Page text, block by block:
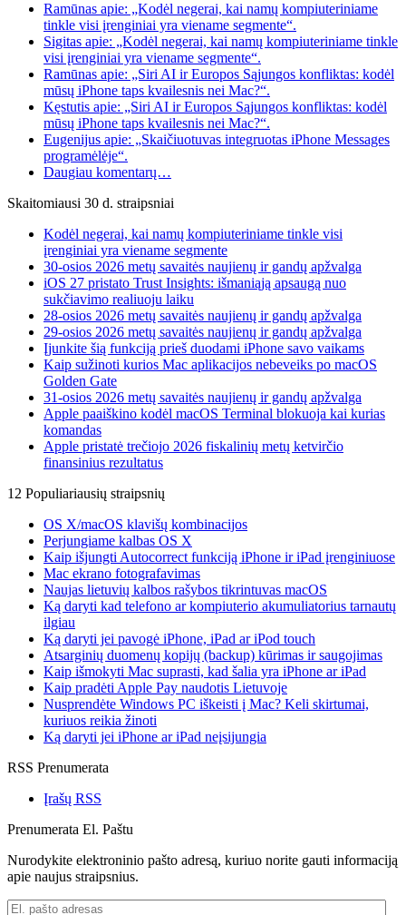
Ramūnas apie: „Kodėl negerai, kai namų kompiuteriniame
tinkle visi įrenginiai yra viename segmente“.
Sigitas apie: „Kodėl negerai, kai namų kompiuteriniame tinkle
visi įrenginiai yra viename segmente“.
Ramūnas apie: „Siri AI ir Europos Sąjungos konfliktas: kodėl
mūsų iPhone taps kvailesnis nei Mac?“.
Kęstutis apie: „Siri AI ir Europos Sąjungos konfliktas: kodėl
mūsų iPhone taps kvailesnis nei Mac?“.
Eugenijus apie: „Skaičiuotuvas integruotas iPhone Messages
programėlėje“.
Daugiau komentarų…
Skaitomiausi 30 d. straipsniai
Kodėl negerai, kai namų kompiuteriniame tinkle visi
įrenginiai yra viename segmente
30-osios 2026 metų savaitės naujienų ir gandų apžvalga
iOS 27 pristato Trust Insights: išmaniąją apsaugą nuo
sukčiavimo realiuoju laiku
28-osios 2026 metų savaitės naujienų ir gandų apžvalga
29-osios 2026 metų savaitės naujienų ir gandų apžvalga
Įjunkite šią funkciją prieš duodami iPhone savo vaikams
Kaip sužinoti kurios Mac aplikacijos nebeveiks po macOS
Golden Gate
31-osios 2026 metų savaitės naujienų ir gandų apžvalga
Apple paaiškino kodėl macOS Terminal blokuoja kai kurias
komandas
Apple pristatė trečiojo 2026 fiskalinių metų ketvirčio
finansinius rezultatus
12 Populiariausių straipsnių
OS X/macOS klavišų kombinacijos
Perjungiame kalbas OS X
Kaip išjungti Autocorrect funkciją iPhone ir iPad įrenginiuose
Mac ekrano fotografavimas
Naujas lietuvių kalbos rašybos tikrintuvas macOS
Ką daryti kad telefono ar kompiuterio akumuliatorius tarnautų
ilgiau
Ką daryti jei pavogė iPhone, iPad ar iPod touch
Atsarginių duomenų kopijų (backup) kūrimas ir saugojimas
Kaip išmokyti Mac suprasti, kad šalia yra iPhone ar iPad
Kaip pradėti Apple Pay naudotis Lietuvoje
Nusprendėte Windows PC iškeisti į Mac? Keli skirtumai,
kuriuos reikia žinoti
Ką daryti jei iPhone ar iPad neįsijungia
RSS Prenumerata
Įrašų RSS
Prenumerata El. Paštu
Nurodykite elektroninio pašto adresą, kuriuo norite gauti informaciją
apie naujus straipsnius.
El.